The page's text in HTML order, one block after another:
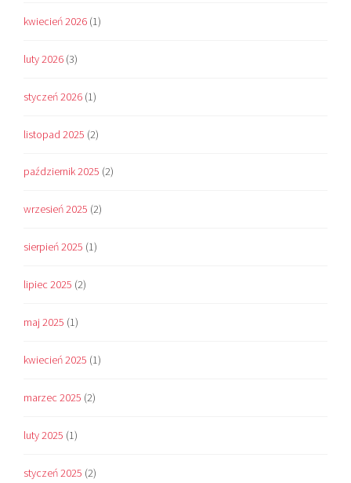
kwiecień 2026 (1)
luty 2026 (3)
styczeń 2026 (1)
listopad 2025 (2)
październik 2025 (2)
wrzesień 2025 (2)
sierpień 2025 (1)
lipiec 2025 (2)
maj 2025 (1)
kwiecień 2025 (1)
marzec 2025 (2)
luty 2025 (1)
styczeń 2025 (2)